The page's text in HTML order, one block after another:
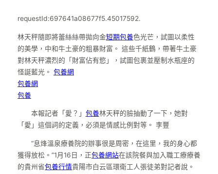
requestId:697641a08677f5.45017592.
林天秤隨即將蕾絲絲帶拋向金短期包養色光芒，試圖以柔性
的美學，中和牛土豪的粗暴財富。 這些千紙鶴，帶著牛土豪
對林天秤濃烈的「財富佔有慾」，試圖包裹並壓制水瓶座的
怪誕藍光。 包養網
包養網
包養
本報記者「愛？」 包養林天秤的臉抽動了一下，她對
「愛」這個詞的定義，必須是情感比例對等。 李豐
“息烽溫泉療養院的辦事很是周密，在這里，我的身心都
獲得放松。”1月16日，正包養網站在該院餐與加入職工療療養
的貴州省包養行情貴陽市白云區環衛工人張徒弟對記者說。